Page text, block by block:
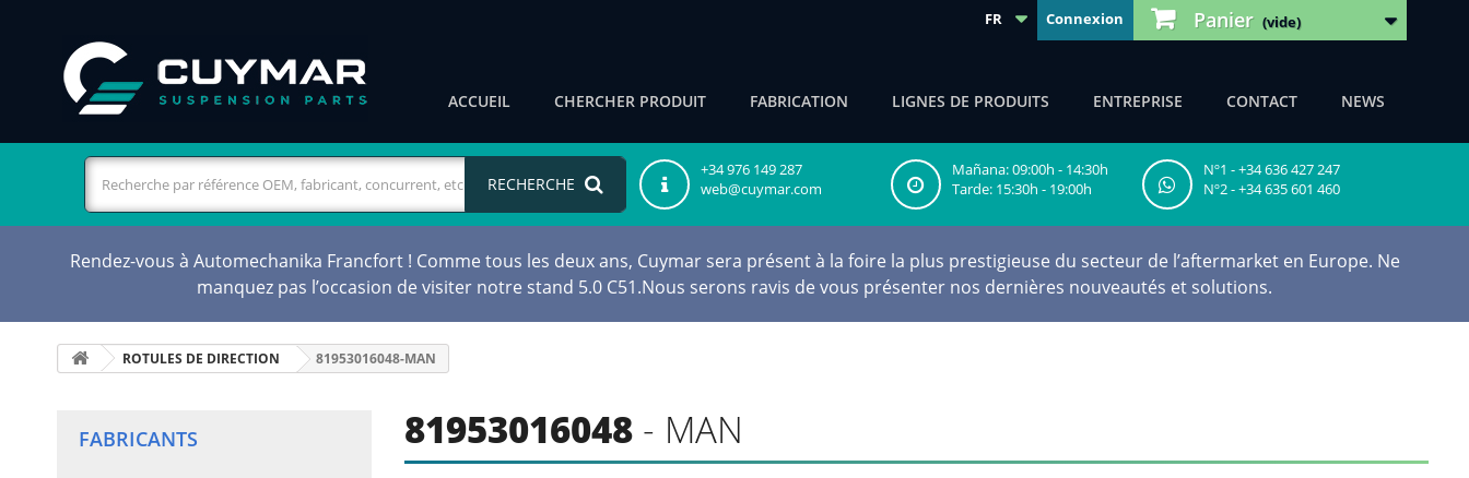
Panier (vide)
Connexion
FR
ACCUEIL CHERCHER PRODUIT FABRICATION LIGNES DE PRODUITS ENTREPRISE CONTACT NEWS
RECHERCHE
+34 976 149 287
web@cuymar.com
Mañana: 09:00h - 14:30h
Tarde: 15:30h - 19:00h
Nº1 - +34 636 427 247
Nº2 - +34 635 601 460
Rendez-vous à Automechanika Francfort ! Comme tous les deux ans, Cuymar sera présent à la foire la plus prestigieuse du secteur de l’aftermarket en Europe. Ne
manquez pas l’occasion de visiter notre stand 5.0 C51.Nous serons ravis de vous présenter nos dernières nouveautés et solutions.
ROTULES DE DIRECTION 81953016048-MAN
FABRICANTS 81953016048- MAN